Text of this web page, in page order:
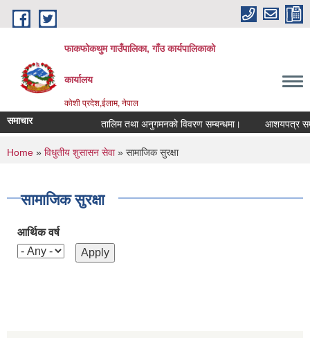
Skip to main content
फाकफोकथुम गाउँपालिका, गाँउ कार्यपालिकाको
कार्यालय
कोशी प्रदेश,ईलाम, नेपाल
समाचार तालिम तथा अनुगमनको विवरण सम्बन्धमा। आशयपत्र
You are here
Home » विधुतीय शुसासन सेवा» सामाजिक सुरक्षा
सामाजिक सुरक्षा
आर्थिक वर्ष